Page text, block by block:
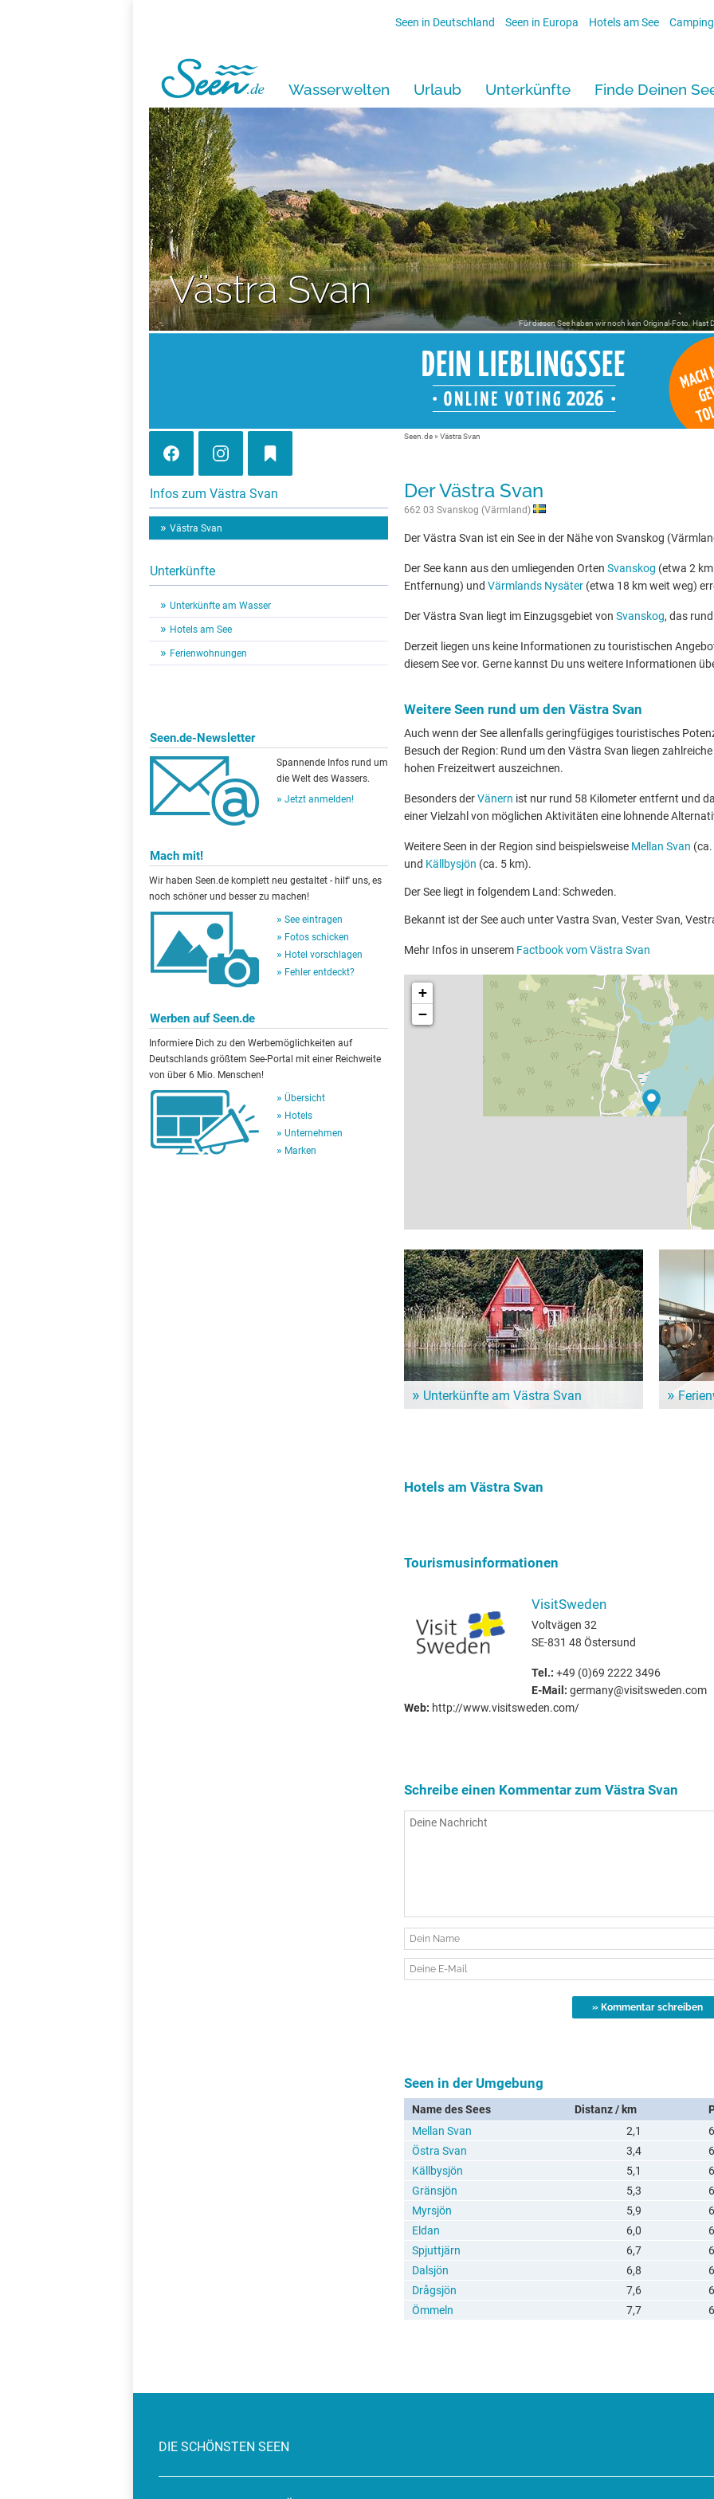
Seen in Deutschland Seen in Europa Hotels am See
Wasserwelten Urlaub Unterkünfte Finde Deinen
Västra Svan
Für diesen See haben wir noch kein Original-Foto. Hast
Infos zum Västra Svan
Västra Svan
Unterkünfte
Unterkünfte am Wasser
Hotels am See
Ferienwohnungen
Seen.de-Newsletter
Spannende Infos rund um
die Welt des Wassers.
Jetzt anmelden!
Mach mit!
Wir haben Seen.de komplett neu gestaltet - hilf' uns, es
noch schöner und besser zu machen!
See eintragen
Fotos schicken
Hotel vorschlagen
Fehler entdeckt?
Werben auf Seen.de
Informiere Dich zu den Werbemöglichkeiten auf
Deutschlands größtem See-Portal mit einer Reichweite
von über 6 Mio. Menschen!
Übersicht
Hotels
Unternehmen
Marken
Seen.de» Västra Svan
Der Västra Svan
662 03 Svanskog (Värmland)
Der Västra Svan ist ein See in der Nähe von Svanskog
Der See kann aus den umliegenden Orten Svanskog (etwa 2
Entfernung) und Värmlands Nysäter (etwa 18 km weit weg)
Der Västra Svan liegt im Einzugsgebiet von Svanskog, das
Derzeit liegen uns keine Informationen zu touristischen
diesem See vor. Gerne kannst Du uns weitere Informationen
Weitere Seen rund um den Västra Svan
Auch wenn der See allenfalls geringfügiges touristisches
Besuch der Region: Rund um den Västra Svan liegen
hohen Freizeitwert auszeichnen.
Besonders derVänern ist nur rund 58 Kilometer entfernt und
einer Vielzahl von möglichen Aktivitäten eine lohnende
Weitere Seen in der Region sind beispielsweise Mellan Svan
und Källbysjön (ca. 5 km).
Der See liegt in folgendem Land: Schweden.
Bekannt ist der See auch unter Vastra Svan, Vester Svan,
Mehr Infos in unserem Factbook vom Västra Svan
+
−
Unterkünfte am Västra Svan
Hotels am Västra Svan
Tourismusinformationen
VisitSweden
Voltvägen 32
SE-831 48 Östersund
Tel.: +49 (0)69 2222 3496
E-Mail: germany@visitsweden.com
Web: http://www.visitsweden.com/
Schreibe einen Kommentar zum Västra Svan
Seen in der Umgebung
Name des Sees Distanz / km
Mellan Svan
2,1
Östra Svan
3,4
Källbysjön
5,1
Gränsjön
5,3
Myrsjön
5,9
Eldan
6,0
Spjuttjärn
6,7
Dalsjön
6,8
Drågsjön
7,6
Ömmeln
7,7
DIE SCHÖNSTEN SEEN